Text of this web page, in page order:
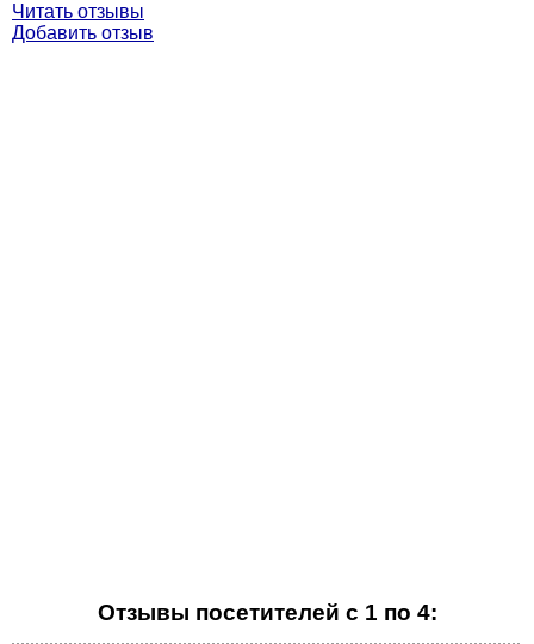
Читать отзывы
Добавить отзыв
Отзывы посетителей с 1 по 4: